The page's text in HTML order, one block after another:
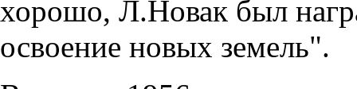
хорошо, Л.Новак был
освоение новых земель".